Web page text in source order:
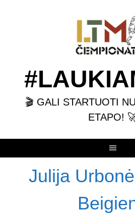
🎬 GALI STARTUOTI
ETAPO!
Julija